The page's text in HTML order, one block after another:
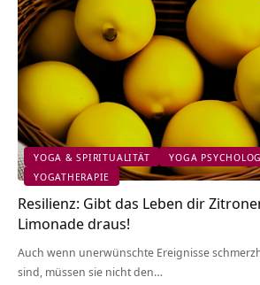
YOGA & SPIRITUALITÄT
YOGA
YOGATHERAPIE
Resilienz: Gibt das Leben dir
Limonade draus!
Auch wenn unerwünschte Ereignisse
sind, müssen sie nicht den…